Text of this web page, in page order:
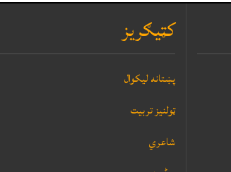
کټيګريز
پښتانه ليکوال
ټولنيز تربيت
شاعري